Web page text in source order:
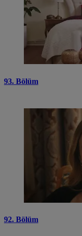
93. Bölüm
92. Bölüm